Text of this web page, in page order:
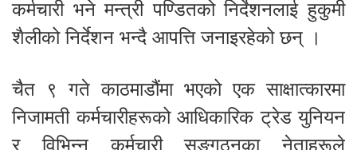
कर्मचारी भने मन्त्री पण्डितको निर्देशनलाई हुकुमी
शैलीको निर्देशन भन्दै आपत्ति जनाइरहेको छन् ।
चैत ९ गते काठमाडौंमा भएको एक साक्षात्कारमा
निजामती कर्मचारीहरूको आधिकारिक ट्रेड युनियन
र विभिन्न कर्मचारी सङ्गठनका नेताहरूले